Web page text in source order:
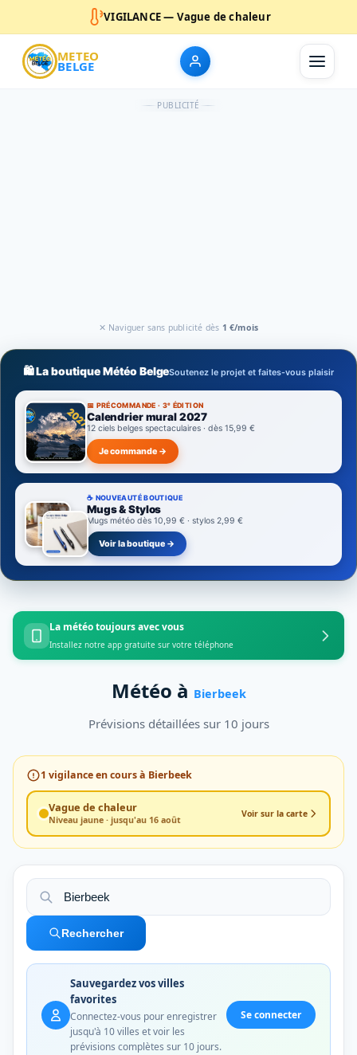
VIGILANCE — Vague de chaleur
METEO
BELGE
PUBLICITÉ
✕ Naviguer sans publicité dès 1 €/mois
🛍️ La boutique Météo BelgeSoutenez le projet et faites-vous plaisir
📅 PRÉCOMMANDE · 3ᵉ ÉDITION
Calendrier mural 2027
12 ciels belges spectaculaires · dès 15,99 €
Je commande →
☕ NOUVEAUTÉ BOUTIQUE
Mugs & Stylos
Mugs météo dès 10,99 € · stylos 2,99 €
Voir la boutique →
La météo toujours avec vous
Installez notre app gratuite sur votre téléphone
Météo à Bierbeek
Prévisions détaillées sur 10 jours
1 vigilance en cours à Bierbeek
Vague de chaleur
Niveau jaune · jusqu'au 16 août
Voir sur la carte
Rechercher
Sauvegardez vos villes
favorites
Connectez-vous pour enregistrer
jusqu'à 10 villes et voir les
prévisions complètes sur 10 jours.
Se connecter